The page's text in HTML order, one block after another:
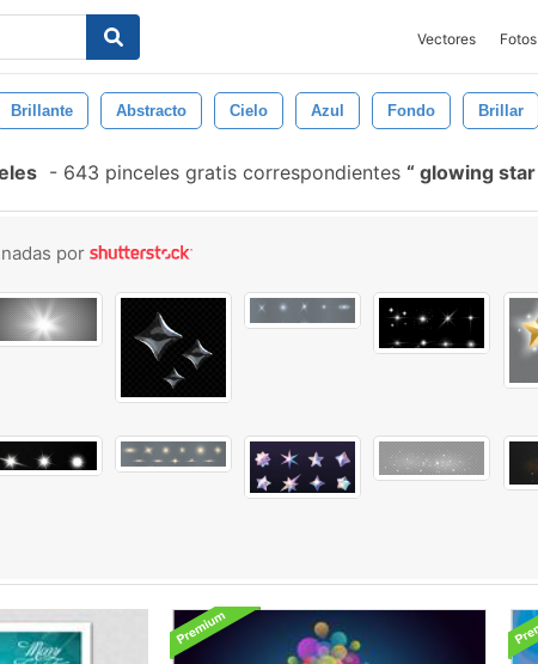
Vectores Fotos
Brillante Abstracto Cielo Azul Fondo Brillar
- 643 pinceles gratis correspondientes glowing star
por